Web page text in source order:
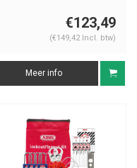
€123,49
(€149,42 Incl. btw)
Meer info